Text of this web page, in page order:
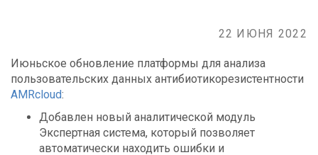
22 ИЮНЯ 2022
Июньское обновление платформы для анализа
пользовательских данных антибиотикорезистентности
AMRcloud:
Добавлен новый аналитической модуль
Экспертная система, который позволяет
автоматически находить ошибки и